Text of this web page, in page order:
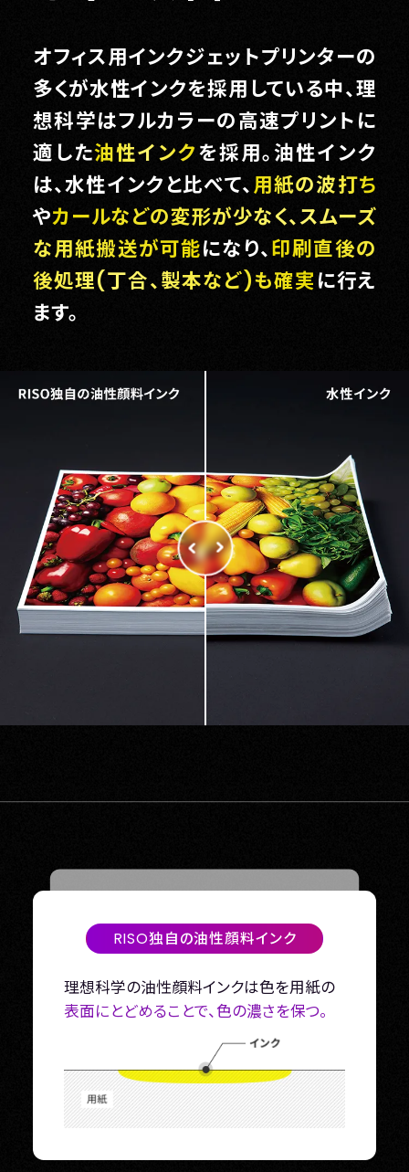
オフィス用インクジェットプリンターの
多くが水性インクを採用している中、理
想科学はフルカラーの高速プリントに
適した油性インクを採用。油性インク
は、水性インクと比べて、用紙の波打ち
やカールなどの変形が少なく、スムーズ
な用紙搬送が可能になり、印刷直後の
後処理(丁合、製本など)も確実に行え
ます。
一般的な油性インク
一般的な油性インクの場合、色が用紙の表
面に定着しづらく色の濃度が薄くなる。
理想科学の油性顔料インクは色を用紙の
表面にとどめることで、色の濃さを保つ。